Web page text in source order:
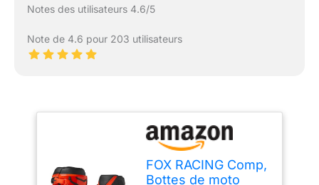
Notes des utilisateurs 4.6/5
Note de 4.6 pour 203 utilisateurs
FOX RACING Comp,
Bottes de moto